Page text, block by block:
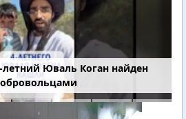
летний Юваль Коган найден